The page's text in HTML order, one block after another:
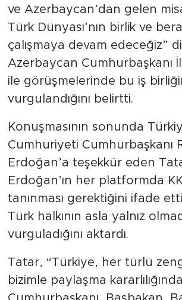
ve Azerbaycan’dan gelen
Türk Dünyası’nın birlik ve
çalışmaya devam edeceğiz”
Azerbaycan Cumhurbaşkanı
ile görüşmelerinde bu iş
vurgulandığını belirtti.
Konuşmasının sonunda
Cumhuriyeti Cumhurbaşkanı
Erdoğan’a teşekkür eden
Erdoğan’ın her platformda
tanınması gerektiğini ifade
Türk halkının asla yalnız
vurguladığını aktardı.
Tatar, “Türkiye, her türlü
bizimle paylaşma